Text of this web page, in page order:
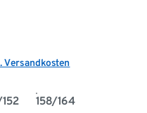
Versandkosten
158/164